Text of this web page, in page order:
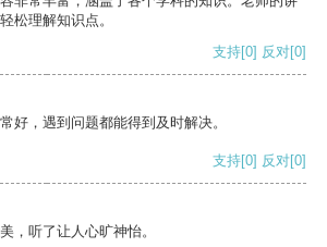
松理解知识点。
支持[0] 反对[0]
好，遇到问题都能得到及时解决。
支持[0] 反对[0]
，听了让人心旷神怡。